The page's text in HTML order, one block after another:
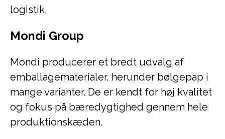
logistik.
Mondi Group
Mondi producerer et bredt udvalg af
emballagematerialer, herunder bølgepap i
mange varianter. De er kendt for høj kvalitet
og fokus på bæredygtighed gennem hele
produktionskæden.